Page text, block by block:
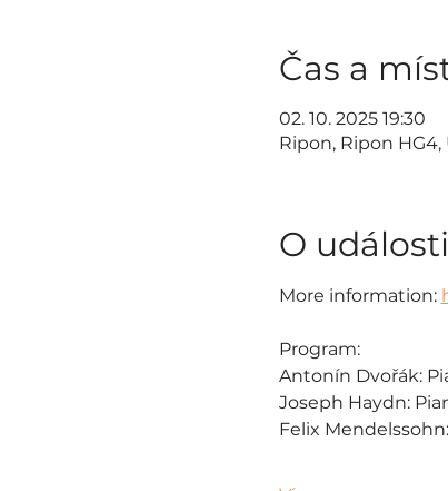
Čas a
02. 10. 2025 19:30
Ripon, Ripon HG4,
O události
More information:
Program:
Antonín Dvořák:
Joseph Haydn:
Felix